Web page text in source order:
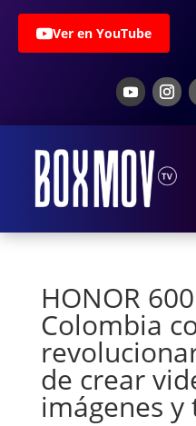
Ver en YouTube
HONOR
Colombia
de crear
imágenes y